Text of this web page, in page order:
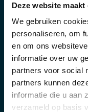
Deze website
We gebruiken
personaliseren, om
en om ons
informatie over uw
partners voor social
partners kunnen
informatie die u aan
verzameld op basis
JURA Smart
29,99